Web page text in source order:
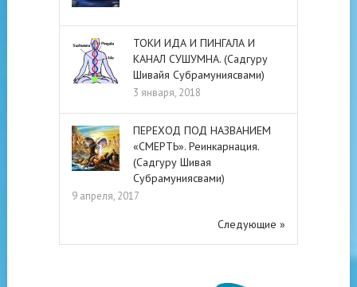
ТОКИ ИДА И ПИНГАЛА И
КАНАЛ СУШУМНА. (Садгуру
Шивайя Субрамуниясвами)
3 января, 2018
ПЕРЕХОД ПОД НАЗВАНИЕМ
«СМЕРТЬ». Реинкарнация.
(Садгуру Шивая
Субрамуниясвами)
9 апреля, 2017
Следующие »